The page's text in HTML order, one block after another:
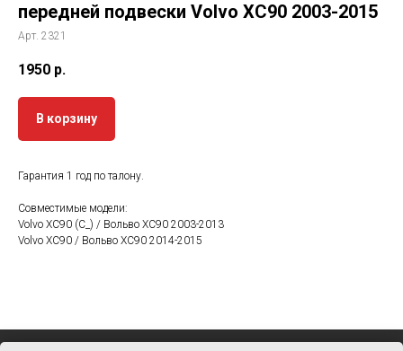
передней подвески Volvo XC90 2003-2015
Арт. 2321
1950 р.
В корзину
Гарантия 1 год по талону.
Совместимые модели:
Volvo XC90 (C_) / Вольво ХС90 2003-2013
Volvo XC90 / Вольво ХС90 2014-2015